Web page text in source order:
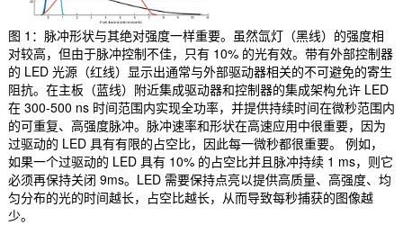
图 1：脉冲形状与其绝对强度一样重要。虽然氙灯（黑线）的强度相
对较高，但由于脉冲控制不佳，只有 10% 的光有效。带有外部控制器
的 LED 光源（红线）显示出通常与外部驱动器相关的不可避免的寄生
阻抗。在主板（蓝线）附近集成驱动器和控制器的集成架构允许 LED
在 300-500 ns 时间范围内实现全功率，并提供持续时间在微秒范围内
的可重复、高强度脉冲。脉冲速率和形状在高速应用中很重要，因为
过驱动的 LED 具有有限的占空比，因此每一微秒都很重要。 例如，
如果一个过驱动的 LED 具有 10% 的占空比并且脉冲持续 1 ms，则它
必须再保持关闭 9ms。LED 需要保持点亮以提供高质量、高强度、均
匀分布的光的时间越长，占空比越长，从而导致每秒捕获的图像越
少。